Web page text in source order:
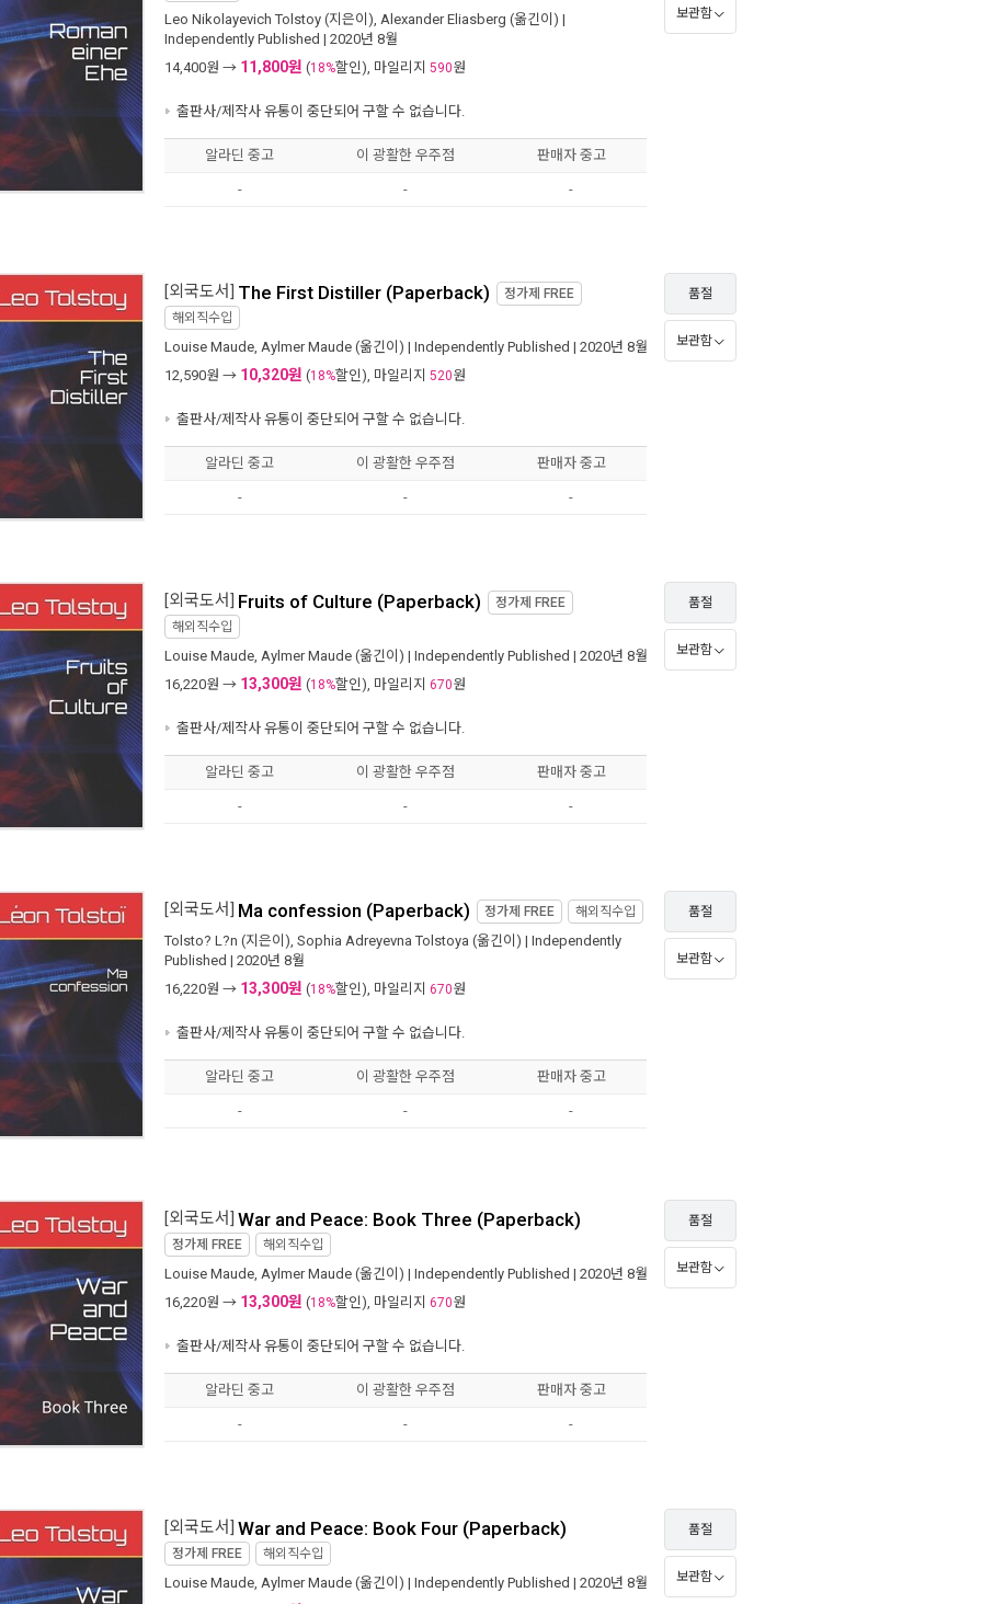
Leo Nikolayevich Tolstoy (지은이), Alexander Eliasberg (옮긴이) |
Independently Published | 2020년 8월
14,400원 → 11,800원 (18%할인), 마일리지 590원
출판사/제작사 유통이 중단되어 구할 수 없습니다.
보관함
알라딘 중고 이 광활한 우주점 판매자 중고
- - -
[외국도서] The First Distiller (Paperback) 정가제 FREE
해외직수입
Louise Maude, Aylmer Maude (옮긴이) | Independently Published | 2020년 8월
12,590원 → 10,320원 (18%할인), 마일리지 520원
출판사/제작사 유통이 중단되어 구할 수 없습니다.
품절
보관함
알라딘 중고 이 광활한 우주점 판매자 중고
- - -
[외국도서] Fruits of Culture (Paperback) 정가제 FREE
해외직수입
Louise Maude, Aylmer Maude (옮긴이) | Independently Published | 2020년 8월
16,220원 → 13,300원 (18%할인), 마일리지 670원
출판사/제작사 유통이 중단되어 구할 수 없습니다.
품절
보관함
알라딘 중고 이 광활한 우주점 판매자 중고
- - -
[외국도서] Ma confession (Paperback) 정가제 FREE 해외직수입
Tolsto? L?n (지은이), Sophia Adreyevna Tolstoya (옮긴이) | Independently
Published | 2020년 8월
16,220원 → 13,300원 (18%할인), 마일리지 670원
출판사/제작사 유통이 중단되어 구할 수 없습니다.
품절
보관함
알라딘 중고 이 광활한 우주점 판매자 중고
- - -
[외국도서] War and Peace: Book Three (Paperback)
정가제 FREE 해외직수입
Louise Maude, Aylmer Maude (옮긴이) | Independently Published | 2020년 8월
16,220원 → 13,300원 (18%할인), 마일리지 670원
출판사/제작사 유통이 중단되어 구할 수 없습니다.
품절
보관함
알라딘 중고 이 광활한 우주점 판매자 중고
- - -
[외국도서] War and Peace: Book Four (Paperback)
정가제 FREE 해외직수입
Louise Maude, Aylmer Maude (옮긴이) | Independently Published | 2020년 8월
품절
보관함